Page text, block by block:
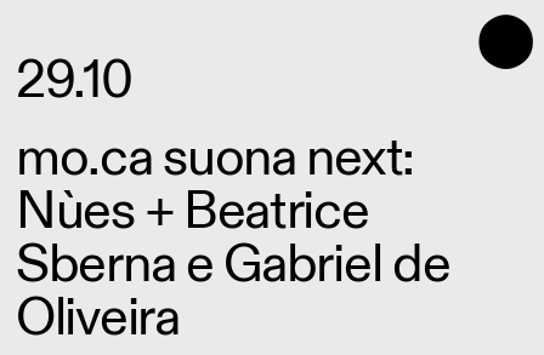
⬤
29.10
mo.ca suona next:
Nùes + Beatrice
Sberna e Gabriel de
Oliveira